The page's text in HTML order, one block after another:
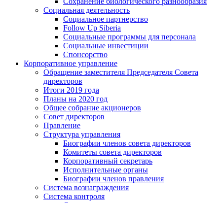
Социальная деятельность
Социальное партнерство
Follow Up Siberia
Социальные программы для персонала
Социальные инвестиции
Спонсорство
Корпоративное управление
Обращение заместителя Председателя Совета
директоров
Итоги 2019 года
Планы на 2020 год
Общее собрание акционеров
Совет директоров
Правление
Структура управления
Биографии членов совета директоров
Комитеты совета директоров
Корпоративный секретарь
Исполнительные органы
Биографии членов правления
Система вознаграждения
Система контроля